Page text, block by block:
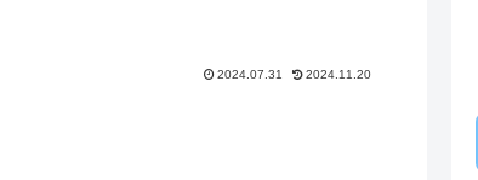
2024.07.31 2024.11.20